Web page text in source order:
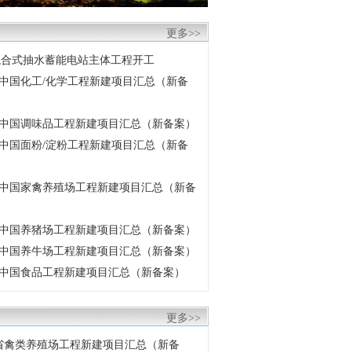
更多>>
式抽水蓄能电站主体工程开工
国化工/化学工程新建项目汇总（新备
国调味品工程新建项目汇总（新备案）
国面粉/淀粉工程新建项目汇总（新备
国家禽养殖场工程新建项目汇总（新备
国养猪场工程新建项目汇总（新备案）
国养牛场工程新建项目汇总（新备案）
国食品工程新建项目汇总（新备案）
更多>>
禽类养殖场工程新建项目汇总（新备